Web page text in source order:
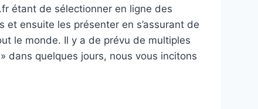
étant de sélectionner en ligne des
et ensuite les présenter en s’assurant de
le monde. Il y a de prévu de multiples
dans quelques jours, nous vous incitons